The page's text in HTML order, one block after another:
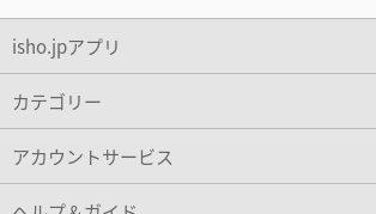
isho.jpアプリ
カテゴリー
アカウントサービス